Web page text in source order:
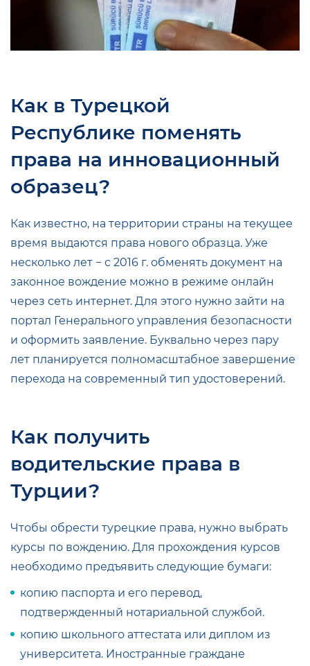
Как в Турецкой
Республике поменять
права на инновационный
образец?
Как известно, на территории страны на текущее
время выдаются права нового образца. Уже
несколько лет − с 2016 г. обменять документ на
законное вождение можно в режиме онлайн
через сеть интернет. Для этого нужно зайти на
портал Генерального управления безопасности
и оформить заявление. Буквально через пару
лет планируется полномасштабное завершение
перехода на современный тип удостоверений.
Как получить
водительские права в
Турции?
Чтобы обрести турецкие права, нужно выбрать
курсы по вождению. Для прохождения курсов
необходимо предъявить следующие бумаги:
копию паспорта и его перевод,
подтвержденный нотариальной службой.
копию школьного аттестата или диплом из
университета. Иностранные граждане